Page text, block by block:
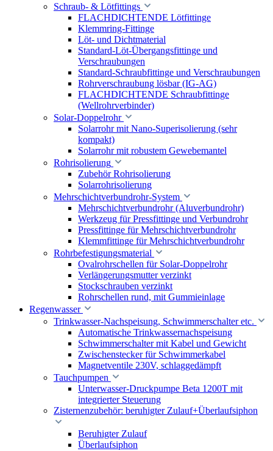
Schraub- & Lötfittings
FLACHDICHTENDE Lötfittinge
Klemmring-Fittinge
Löt- und Dichtmaterial
Standard-Löt-Übergangsfittinge und
Verschraubungen
Standard-Schraubfittinge und Verschraubungen
Rohrverschraubung lösbar (IG-AG)
FLACHDICHTENDE Schraubfittinge
(Wellrohrverbinder)
Solar-Doppelrohr
Solarrohr mit Nano-Superisolierung (sehr
kompakt)
Solarrohr mit robustem Gewebemantel
Rohrisolierung
Zubehör Rohrisolierung
Solarrohrisolierung
Mehrschichtverbundrohr-System
Mehrschichtverbundrohr (Aluverbundrohr)
Werkzeug für Pressfittinge und Verbundrohr
Pressfittinge für Mehrschichtverbundrohr
Klemmfittinge für Mehrschichtverbundrohr
Rohrbefestigungsmaterial
Ovalrohrschellen für Solar-Doppelrohr
Verlängerungsmutter verzinkt
Stockschrauben verzinkt
Rohrschellen rund, mit Gummieinlage
Regenwasser
Trinkwasser-Nachspeisung, Schwimmerschalter etc.
Automatische Trinkwassernachspeisung
Schwimmerschalter mit Kabel und Gewicht
Zwischenstecker für Schwimmerkabel
Magnetventile 230V, schlaggedämpft
Tauchpumpen
Unterwasser-Druckpumpe Beta 1200T mit
integrierter Steuerung
Zisternenzubehör: beruhigter Zulauf+Überlaufsiphon
Beruhigter Zulauf
Überlaufsiphon